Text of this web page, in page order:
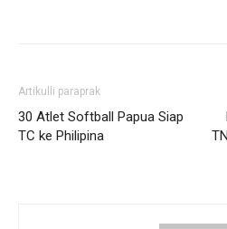
Artikulli paraprak
30 Atlet Softball Papua Siap
TC ke Philipina